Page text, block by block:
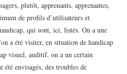
plutôt, apprenants, apprenantes,
de profils d’utilisateurs et
qui sont, ici, listés. On a une
a été visiter, en situation de handicap
visuel, auditif, on a un certain
envisagés, des troubles de